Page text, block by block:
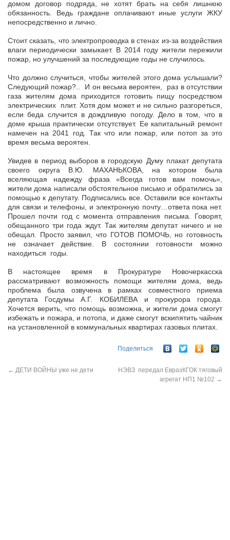
домом договор подряда, не хотят брать на себя лишнюю
обязанность. Ведь граждане оплачивают иные услуги ЖКУ
непосредственно и лично.
Стоит сказать, что электропроводка в стенах из-за воздействия
влаги периодически замыкает. В 2014 году жители пережили
пожар, но улучшений за последующие годы не случилось.
Что должно случиться, чтобы жителей этого дома услышали?
Следующий пожар?.. И он весьма вероятен, раз в отсутствии
газа жителям дома приходится готовить пищу посредством
электрических плит. Хотя дом может и не сильно разгореться,
если беда случится в дождливую погоду. Дело в том, что в
доме крыша практически отсутствует. Ее капитальный ремонт
намечен на 2041 год. Так что или пожар, или потоп за это
время весьма вероятен.
Увидев в период выборов в городскую Думу плакат депутата
своего округа В.Ю. МАХАНЬКОВА, на котором была
вселяющая надежду фраза «Всегда готов вам помочь»,
жители дома написали обстоятельное письмо и обратились за
помощью к депутату. Подписались все. Оставили все контакты
для связи и телефоны, и электронную почту…ответа пока нет.
Прошел почти год с момента отправления письма. Говорят,
обещанного три года ждут. Так жителям депутат ничего и не
обещал. Просто заявил, что ГОТОВ ПОМОЧЬ, но готовность
не означает действие. В состоянии готовности можно
находиться годы.
В настоящее время в Прокуратуре Новочеркасска
рассматривают возможность помощи жителям дома, ведь
проблема была озвучена в рамках совместного приема
депутата Госдумы А.Г. КОБИЛЕВА и прокурора города.
Хочется верить, что помощь возможна, и жители дома смогут
избежать и пожара, и потопа, и даже смогут вскипятить чайник
на установленной в коммунальных квартирах газовых плитах.
Поделиться
← ДЕТИ ВОЙНЫ уже не дети
НЭВЗ передал ЕвразКГОК тяговый
агрегат НП1 №102 →